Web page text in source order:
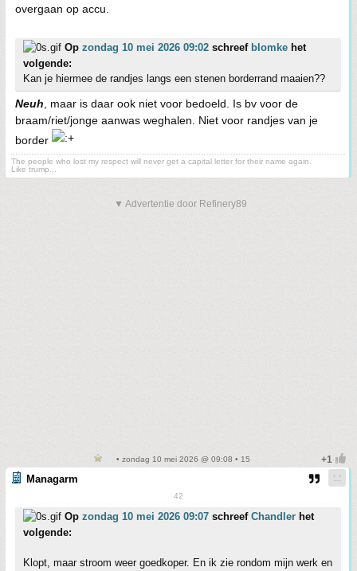
overgaan op accu.
Op zondag 10 mei 2026 09:02 schreef blomke het
volgende:
Kan je hiermee de randjes langs een stenen borderrand maaien??
Neuh, maar is daar ook niet voor bedoeld. Is bv voor de
braam/riet/jonge aanwas weghalen. Niet voor randjes van je
border
The people who lost my respect will never get a capital letter for their name again.
Like trump...
▼ Advertentie door Refinery89
• zondag 10 mei 2026 @ 09:08 • 15
Managarm
42
Op zondag 10 mei 2026 09:07 schreef Chandler het
volgende:
Klopt, maar stroom weer goedkoper. En ik zie rondom mijn werk en